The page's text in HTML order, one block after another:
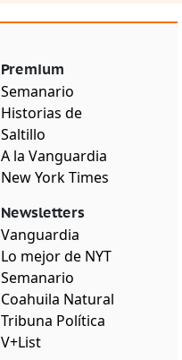
Premium
Semanario
Historias de
Saltillo
A la Vanguardia
New York Times
Newsletters
Vanguardia
Lo mejor de NYT
Semanario
Coahuila Natural
Tribuna Política
V+List